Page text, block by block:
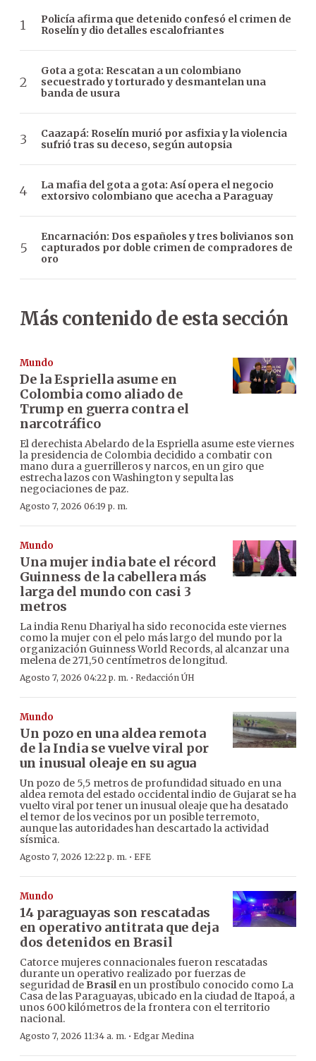
Policía afirma que detenido confesó el crimen de
Roselín y dio detalles escalofriantes
Gota a gota: Rescatan a un colombiano
secuestrado y torturado y desmantelan una
banda de usura
Caazapá: Roselín murió por asfixia y la violencia
sufrió tras su deceso, según autopsia
La mafia del gota a gota: Así opera el negocio
extorsivo colombiano que acecha a Paraguay
Encarnación: Dos españoles y tres bolivianos son
capturados por doble crimen de compradores de
oro
Más contenido de esta sección
Mundo
De la Espriella asume en
Colombia como aliado de
Trump en guerra contra el
narcotráfico
El derechista Abelardo de la Espriella asume este viernes
la presidencia de Colombia decidido a combatir con
mano dura a guerrilleros y narcos, en un giro que
estrecha lazos con Washington y sepulta las
negociaciones de paz.
Agosto 7, 2026 06:19 p. m.
Mundo
Una mujer india bate el récord
Guinness de la cabellera más
larga del mundo con casi 3
metros
La india Renu Dhariyal ha sido reconocida este viernes
como la mujer con el pelo más largo del mundo por la
organización Guinness World Records, al alcanzar una
melena de 271,50 centímetros de longitud.
Agosto 7, 2026 04:22 p. m. · Redacción ÚH
Mundo
Un pozo en una aldea remota
de la India se vuelve viral por
un inusual oleaje en su agua
Un pozo de 5,5 metros de profundidad situado en una
aldea remota del estado occidental indio de Gujarat se ha
vuelto viral por tener un inusual oleaje que ha desatado
el temor de los vecinos por un posible terremoto,
aunque las autoridades han descartado la actividad
sísmica.
Agosto 7, 2026 12:22 p. m. · EFE
Mundo
14 paraguayas son rescatadas
en operativo antitrata que deja
dos detenidos en Brasil
Catorce mujeres connacionales fueron rescatadas
durante un operativo realizado por fuerzas de
seguridad de Brasilen un prostíbulo conocido como La
Casa de las Paraguayas, ubicado en la ciudad de Itapoá, a
unos 600 kilómetros de la frontera con el territorio
nacional.
Agosto 7, 2026 11:34 a. m. · Edgar Medina